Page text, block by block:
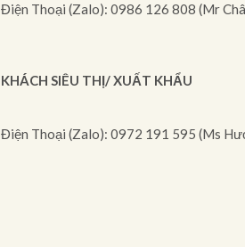
Điện Thoại (Zalo): 0986 126 808 (Mr
KHÁCH SIÊU THỊ/ XUẤT KHẨU
Điện Thoại (Zalo): 0972 191 595 (Ms